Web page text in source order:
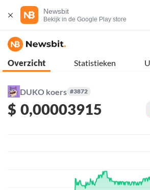
Newsbit
Bekijk in de Google Play store
Overzicht Statistieken
DUKO koers #3872
$ 0,00003915